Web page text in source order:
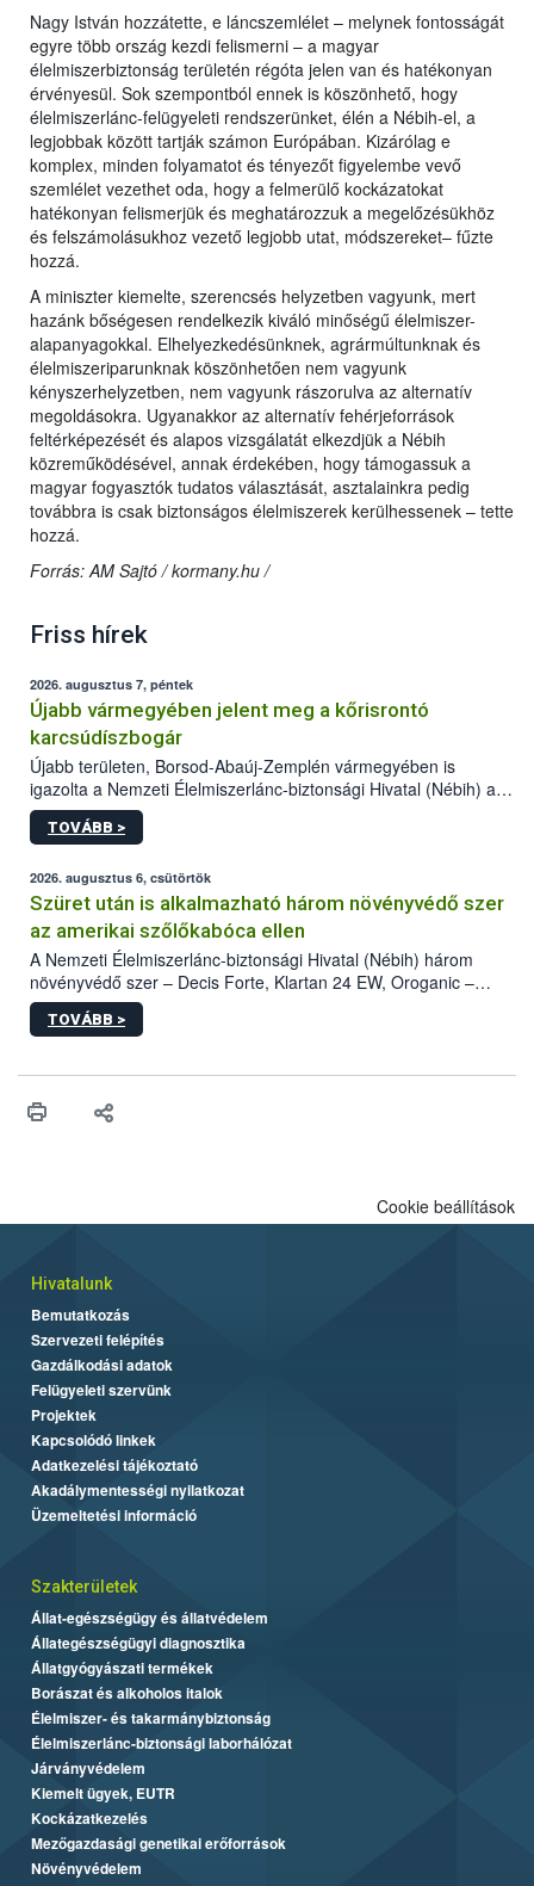
Nagy István hozzátette, e láncszemlélet – melynek fontosságát
egyre több ország kezdi felismerni – a magyar
élelmiszerbiztonság területén régóta jelen van és hatékonyan
érvényesül. Sok szempontból ennek is köszönhető, hogy
élelmiszerlánc-felügyeleti rendszerünket, élén a Nébih-el, a
legjobbak között tartják számon Európában. Kizárólag e
komplex, minden folyamatot és tényezőt figyelembe vevő
szemlélet vezethet oda, hogy a felmerülő kockázatokat
hatékonyan felismerjük és meghatározzuk a megelőzésükhöz
és felszámolásukhoz vezető legjobb utat, módszereket– fűzte
hozzá.
A miniszter kiemelte, szerencsés helyzetben vagyunk, mert
hazánk bőségesen rendelkezik kiváló minőségű élelmiszer-
alapanyagokkal. Elhelyezkedésünknek, agrármúltunknak és
élelmiszeriparunknak köszönhetően nem vagyunk
kényszerhelyzetben, nem vagyunk rászorulva az alternatív
megoldásokra. Ugyanakkor az alternatív fehérjeforrások
feltérképezését és alapos vizsgálatát elkezdjük a Nébih
közreműködésével, annak érdekében, hogy támogassuk a
magyar fogyasztók tudatos választását, asztalainkra pedig
továbbra is csak biztonságos élelmiszerek kerülhessenek – tette
hozzá.
Forrás: AM Sajtó / kormany.hu /
Friss hírek
2026. augusztus 7, péntek
Újabb vármegyében jelent meg a kőrisrontó
karcsúdíszbogár
Újabb területen, Borsod-Abaúj-Zemplén vármegyében is
igazolta a Nemzeti Élelmiszerlánc-biztonsági Hivatal (Nébih) a
kőrisrontó karcsúdíszbogár (Agrilus planipennis) jelenlétét. A
kártevőt nem csak színcsapdában találták meg, de már fertőzött
az intenzív felderítést, emellett az intézkedéseket a szlovák
hatósággal is összehangolják a terjedés megállítása érdekében.
TOVÁBB >
2026. augusztus 6, csütörtök
Szüret után is alkalmazható három növényvédő szer
az amerikai szőlőkabóca ellen
A Nemzeti Élelmiszerlánc-biztonsági Hivatal (Nébih) három
növényvédő szer – Decis Forte, Klartan 24 EW, Oroganic –
engedélyokiratát módosította, így azok a szüretet követően,
egészen a vesszőérettség (BBCH 91) stádiumáig
érésű szőlőkben is legyen lehetőség a károsító elleni további
felhasználók számára is elérhető és ökológiai termesztésben is
TOVÁBB >
Cookie beállítások
Hivatalunk
Bemutatkozás
Szervezeti felépítés
Gazdálkodási adatok
Felügyeleti szervünk
Projektek
Kapcsolódó linkek
Adatkezelési tájékoztató
Akadálymentességi nyilatkozat
Üzemeltetési információ
Szakterületek
Állat-egészségügy és állatvédelem
Állategészségügyi diagnosztika
Állatgyógyászati termékek
Borászat és alkoholos italok
Élelmiszer- és takarmánybiztonság
Élelmiszerlánc-biztonsági laborhálózat
Járványvédelem
Kiemelt ügyek, EUTR
Kockázatkezelés
Mezőgazdasági genetikai erőforrások
Növényvédelem